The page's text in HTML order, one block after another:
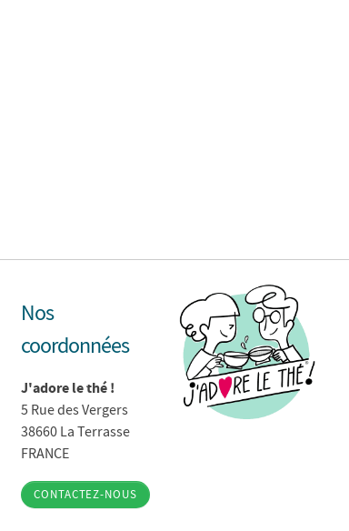
Nos
coordonnées
J'adore le thé !
5 Rue des Vergers
38660 La Terrasse
FRANCE
CONTACTEZ-NOUS